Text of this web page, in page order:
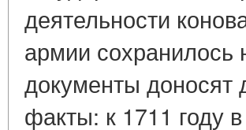
деятельности
армии
документы доносят
факты: к 1711 году